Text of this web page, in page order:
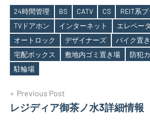
Tags
24時間管理 BS CATV CS
REIT系
TVドアホン
インターネット
エレベー
オートロック
デザイナーズ
バイク置
宅配ボックス
敷地内ゴミ置き場 防犯
駐輪場
投
稿
Previous Post
レジディア御茶ノ水3詳細情報